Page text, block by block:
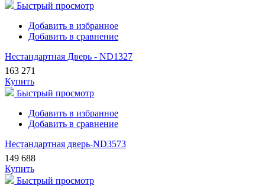
Быстрый просмотр
Добавить в избранное
Добавить в сравнение
Нестандартная Дверь - ND1327
163 271
Купить
Быстрый просмотр
Добавить в избранное
Добавить в сравнение
Нестандартная дверь-ND3573
149 688
Купить
Быстрый просмотр